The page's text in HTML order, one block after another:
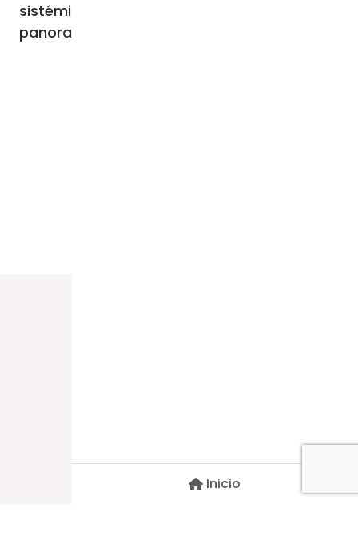
sistémica para mejorar y cambiar el
panorama anticorrupción sudafricano.
Inicio